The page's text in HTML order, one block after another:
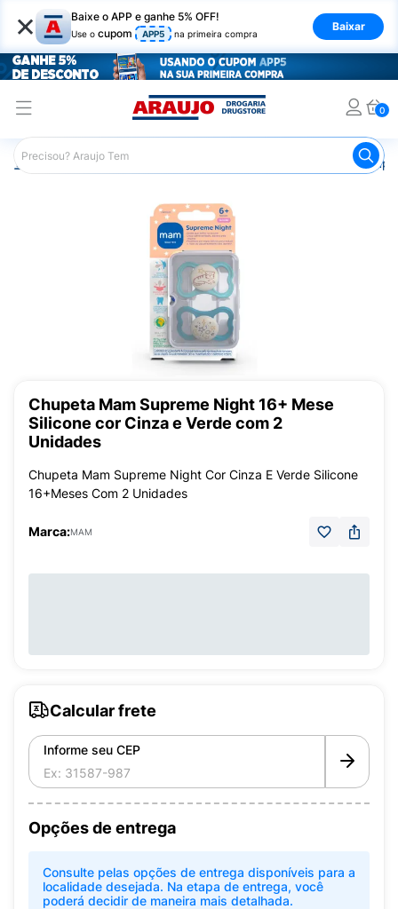
× Baixe o APP e ganhe 5% OFF!
Use o cupom APP5 na primeira compra
Baixar
0
Araujo Infantil
Chupeta Mam Supreme Night 16+ Mese
Silicone cor Cinza e Verde com 2
Unidades
Chupeta Mam Supreme Night Cor Cinza E Verde Silicone
16+Meses Com 2 Unidades
Marca:MAM
Calcular frete
Informe seu CEP
Opções de entrega
Consulte pelas opções de entrega disponíveis para a
localidade desejada. Na etapa de entrega, você
poderá decidir de maneira mais detalhada.